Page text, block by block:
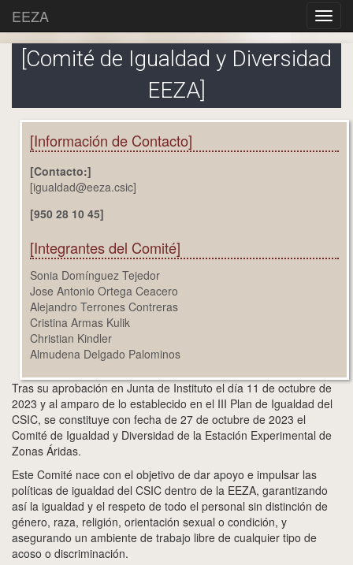
EEZA
[Comité de Igualdad y Diversidad
EEZA]
[Información de Contacto]
[Contacto:]
[igualdad@eeza.csic]
[950 28 10 45]
[Integrantes del Comité]
Sonia Domínguez Tejedor
Jose Antonio Ortega Ceacero
Alejandro Terrones Contreras
Cristina Armas Kulik
Christian Kindler
Almudena Delgado Palominos
Tras su aprobación en Junta de Instituto el día 11 de octubre de
2023 y al amparo de lo establecido en el III Plan de Igualdad del
CSIC, se constituye con fecha de 27 de octubre de 2023 el
Comité de Igualdad y Diversidad de la Estación Experimental de
Zonas Áridas.
Este Comité nace con el objetivo de dar apoyo e impulsar las
políticas de igualdad del CSIC dentro de la EEZA, garantizando
así la igualdad y el respeto de todo el personal sin distinción de
género, raza, religión, orientación sexual o condición, y
asegurando un ambiente de trabajo libre de cualquier tipo de
acoso o discriminación.